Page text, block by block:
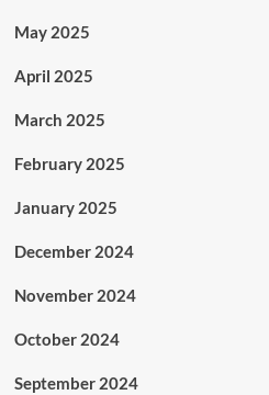
May 2025
April 2025
March 2025
February 2025
January 2025
December 2024
November 2024
October 2024
September 2024